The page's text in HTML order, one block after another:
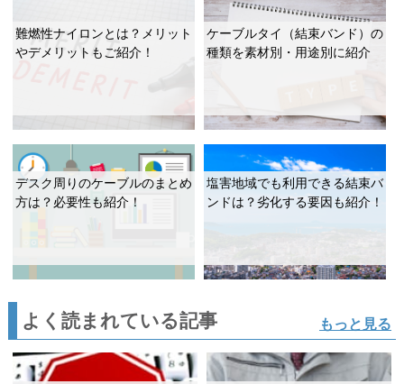
難燃性ナイロンとは？メリット
やデメリットもご紹介！
ケーブルタイ（結束バンド）の
種類を素材別・用途別に紹介
デスク周りのケーブルのまとめ
方は？必要性も紹介！
塩害地域でも利用できる結束バ
ンドは？劣化する要因も紹介！
よく読まれている記事 もっと見る